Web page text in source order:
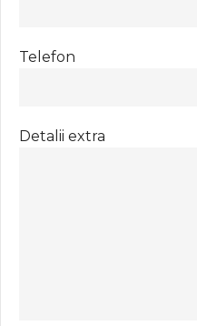
Telefon
Detalii extra